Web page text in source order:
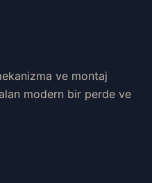
ve montaj
modern bir perde ve